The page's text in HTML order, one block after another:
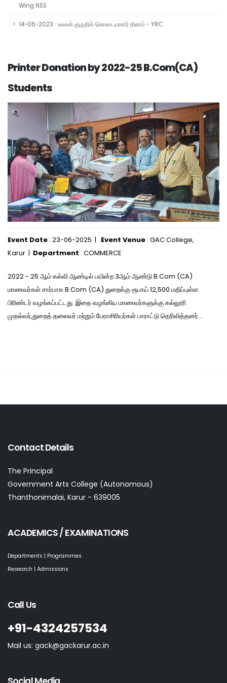
Wing NSS
14-06-2023 : உலகக் குருதிக் கொடையாளர் தினம் - YRC
Printer Donation by 2022-25 B.Com(CA)
Students
Event Date : 23-06-2025 | Event Venue : GAC College,
Karur | Department : COMMERCE
2022 - 25 ஆம் கல்வி ஆண்டில் பயின்ற 3ஆம் ஆண்டு B.Com (CA)
மாணவர்கள் சார்பாக B.Com (CA) துறைக்கு ரூபாய் 12,500 மதிப்புள்ள
பிரிண்டர் வழங்கப்பட்டது. இதை வழங்கிய மாணவர்களுக்கு கல்லூரி
முதல்வர்,துறைத் தலைவர் மற்றும் பேராசிரியர்கள் பாராட்டு தெரிவித்தனர்...
Contact Details
The Principal
Government Arts College (Autonomous)
Thanthonimalai, Karur - 639005
ACADEMICS / EXAMINATIONS
Departments | Programmes
Research | Admissions
Call Us
+91-4324257534
Mail us: gack@gackarur.ac.in